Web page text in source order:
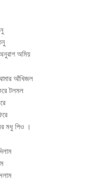
অমিয়
আঁখিজল
টলমল
মধু পিও ।